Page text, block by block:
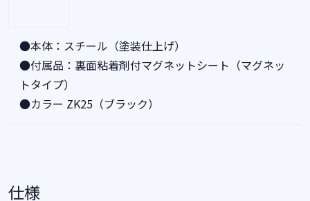
●本体：スチール（塗装仕上げ）
●付属品：裏面粘着剤付マグネットシート（マグネッ
トタイプ）
●カラー ZK25（ブラック）
仕様